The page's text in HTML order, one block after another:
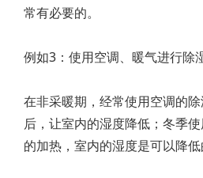
常有必要的。
例如3：使用空调、暖气进行除
在非采暖期，经常使用空调的
后，让室内的湿度降低；冬季
的加热，室内的湿度是可以降低